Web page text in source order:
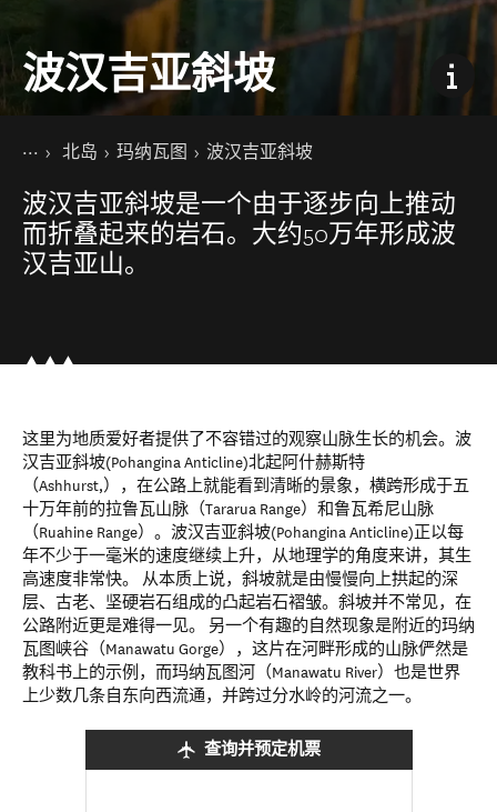
波汉吉亚斜坡
你的位置
主页北岛 玛纳瓦图 波汉吉亚斜坡
波汉吉亚斜坡是一个由于逐步向上推动
而折叠起来的岩石。大约50万年形成波
汉吉亚山。
这里为地质爱好者提供了不容错过的观察山脉生长的机会。波
汉吉亚斜坡(Pohangina Anticline)北起阿什赫斯特
（Ashhurst,），在公路上就能看到清晰的景象，横跨形成于五
十万年前的拉鲁瓦山脉（Tararua Range）和鲁瓦希尼山脉
（Ruahine Range）。波汉吉亚斜坡(Pohangina Anticline)正以每
年不少于一毫米的速度继续上升，从地理学的角度来讲，其生
高速度非常快。 从本质上说，斜坡就是由慢慢向上拱起的深
层、古老、坚硬岩石组成的凸起岩石褶皱。斜坡并不常见，在
公路附近更是难得一见。 另一个有趣的自然现象是附近的玛纳
瓦图峡谷（Manawatu Gorge），这片在河畔形成的山脉俨然是
教科书上的示例，而玛纳瓦图河（Manawatu River）也是世界
上少数几条自东向西流通，并跨过分水岭的河流之一。
查询并预定机票